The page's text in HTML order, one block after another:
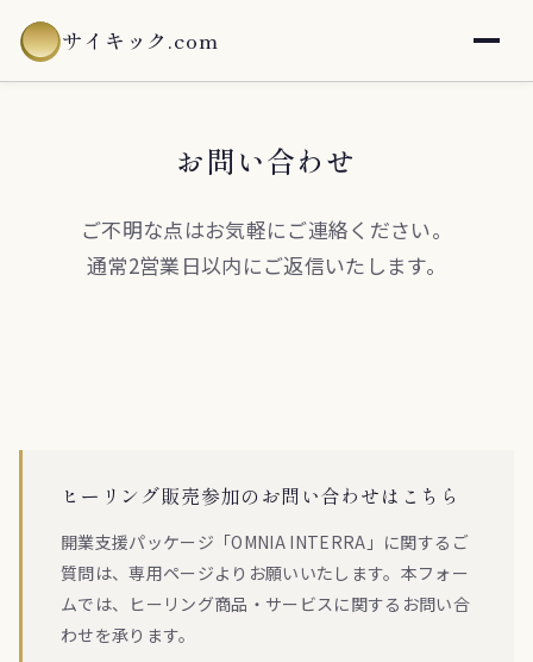
サイキック.com
お問い合わせ
ご不明な点はお気軽にご連絡ください。
通常2営業日以内にご返信いたします。
ヒーリング販売参加のお問い合わせはこちら
開業支援パッケージ「OMNIA INTERRA」に関するご
質問は、専用ページよりお願いいたします。本フォー
ムでは、ヒーリング商品・サービスに関するお問い合
わせを承ります。